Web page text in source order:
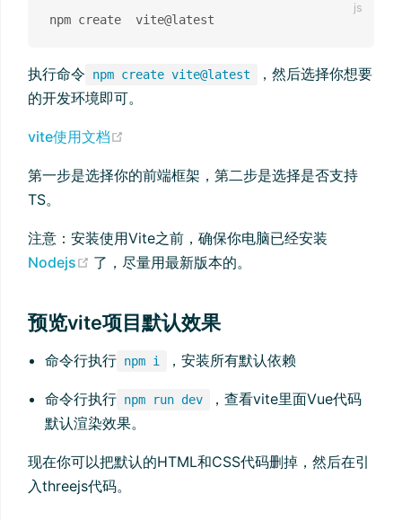
执行命令 npm create vite@latest
，然后选择你想要
的开发环境即可。
vite使用文档
第一步是选择你的前端框架，第二步是选择是否支持
TS。
注意：安装使用Vite之前，确保你电脑已经安装
Nodejs
(opens new window)
了，尽量用最新版本的。
预览vite项目默认效果
命令行执行 npm i ，安装所有默认依赖
命令行执行 npm run dev
，查看vite里面Vue代码
默认渲染效果。
现在你可以把默认的HTML和CSS代码删掉，然后在引
入threejs代码。